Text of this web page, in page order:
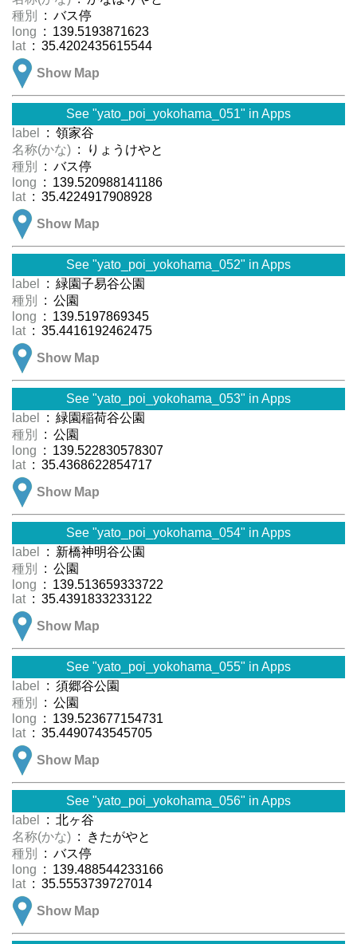
種別
: バス停
long : 139.5193871623
lat : 35.4202435615544
Show Map
See "yato_poi_yokohama_051" in Apps
label
: 領家谷
名称(かな) : りょうけやと
種別
: バス停
long : 139.520988141186
lat : 35.4224917908928
Show Map
See "yato_poi_yokohama_052" in Apps
label
: 緑園子易谷公園
種別
: 公園
long : 139.5197869345
lat : 35.4416192462475
Show Map
See "yato_poi_yokohama_053" in Apps
label
: 緑園稲荷谷公園
種別
: 公園
long : 139.522830578307
lat : 35.4368622854717
Show Map
See "yato_poi_yokohama_054" in Apps
label
: 新橋神明谷公園
種別
: 公園
long : 139.513659333722
lat : 35.4391833233122
Show Map
See "yato_poi_yokohama_055" in Apps
label
: 須郷谷公園
種別
: 公園
long : 139.523677154731
lat : 35.4490743545705
Show Map
See "yato_poi_yokohama_056" in Apps
label
: 北ヶ谷
名称(かな) : きたがやと
種別
: バス停
long : 139.488544233166
lat : 35.5553739727014
Show Map